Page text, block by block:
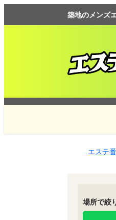
築地のメンズ
エステ
場所で絞